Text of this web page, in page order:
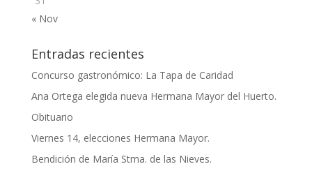
« Nov
Entradas recientes
Concurso gastronómico: La Tapa de Caridad
Ana Ortega elegida nueva Hermana Mayor del Huerto.
Obituario
Viernes 14, elecciones Hermana Mayor.
Bendición de María Stma. de las Nieves.